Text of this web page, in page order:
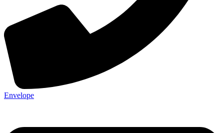
Envelope